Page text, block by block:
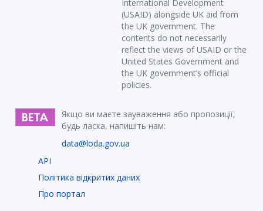
International Development
(USAID) alongside UK aid from
the UK government. The
contents do not necessarily
reflect the views of USAID or the
United States Government and
the UK government’s official
policies.
Якщо ви маєте зауваження або пропозиції,
будь ласка, напишіть нам:
data@loda.gov.ua
API
Політика відкритих даних
Про портал